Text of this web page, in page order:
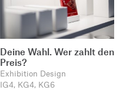
Deine Wahl. Wer zahlt den
Preis?
Exhibition Design
IG4, KG4, KG6